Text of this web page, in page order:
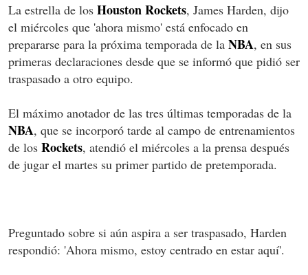
La estrella de los Houston Rockets, James Harden, dijo
el miércoles que 'ahora mismo' está enfocado en
prepararse para la próxima temporada de la NBA, en sus
primeras declaraciones desde que se informó que pidió ser
traspasado a otro equipo.
El máximo anotador de las tres últimas temporadas de la
NBA, que se incorporó tarde al campo de entrenamientos
de los Rockets, atendió el miércoles a la prensa después
de jugar el martes su primer partido de pretemporada.
Preguntado sobre si aún aspira a ser traspasado, Harden
respondió: 'Ahora mismo, estoy centrado en estar aquí'.